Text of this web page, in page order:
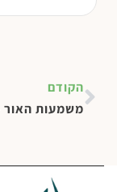
הקודם